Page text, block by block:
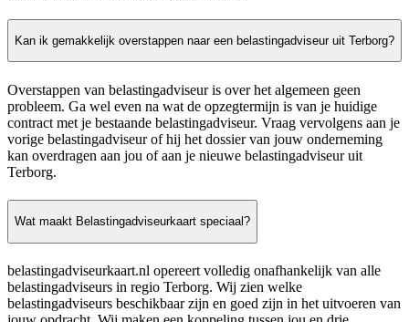
Kan ik gemakkelijk overstappen naar een belastingadviseur uit Terborg?
Overstappen van belastingadviseur is over het algemeen geen
probleem. Ga wel even na wat de opzegtermijn is van je huidige
contract met je bestaande belastingadviseur. Vraag vervolgens aan je
vorige belastingadviseur of hij het dossier van jouw onderneming
kan overdragen aan jou of aan je nieuwe belastingadviseur uit
Terborg.
Wat maakt Belastingadviseurkaart speciaal?
belastingadviseurkaart.nl opereert volledig onafhankelijk van alle
belastingadviseurs in regio Terborg. Wij zien welke
belastingadviseurs beschikbaar zijn en goed zijn in het uitvoeren van